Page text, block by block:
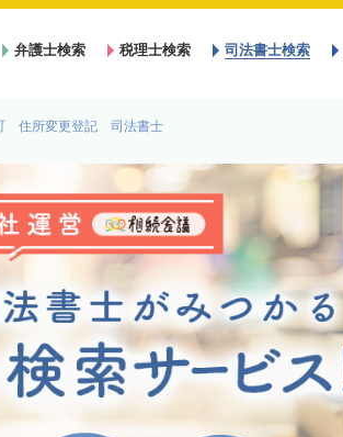
弁護士検索 税理士検索 司法書士検索
住所変更登記 司法書士